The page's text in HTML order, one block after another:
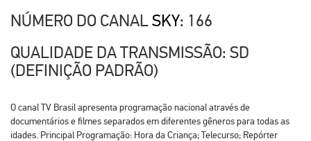
NÚMERO DO CANALSKY: 166
QUALIDADE DA TRANSMISSÃO: SD
(DEFINIÇÃO PADRÃO)
O canal TV Brasil apresenta programação nacional através de
documentários e filmes separados em diferentes gêneros para todas as
idades. Principal Programação: Hora da Criança; Telecurso; Repórter